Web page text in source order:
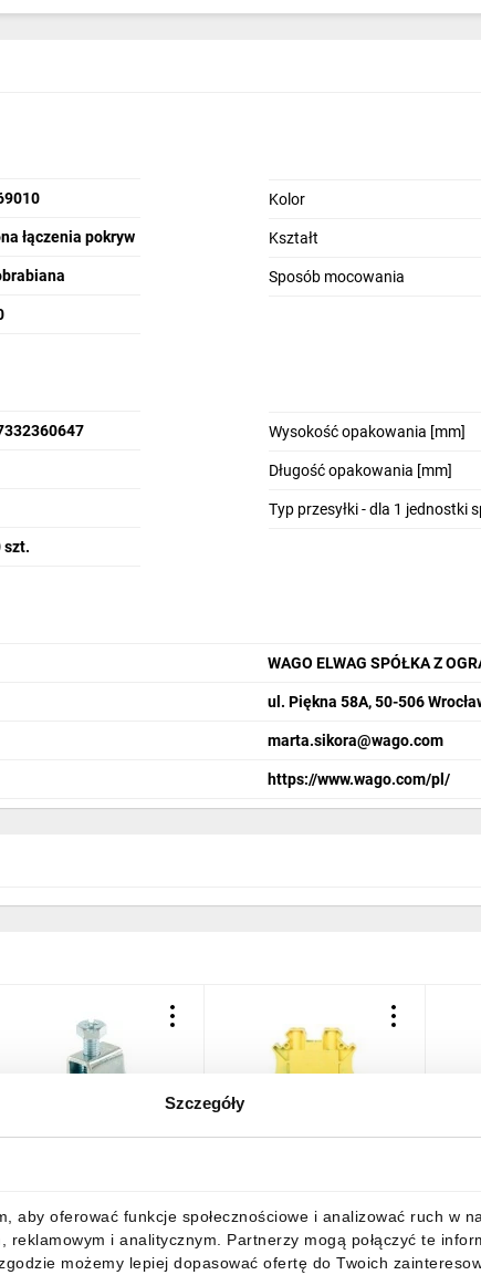
Szczegóły
aby oferować funkcje społecznościowe i analizować ruch w
reklamowym i analitycznym. Partnerzy mogą połączyć te
możemy lepiej dopasować ofertę do Twoich
łączenia pokryw
Kolor
Kształt
Sposób mocowania
szt.
Wysokość opakowania [mm]
Długość opakowania [mm]
Typ przesyłki - dla 1 jednostki
WAGO ELWAG SPÓŁKA Z
ul. Piękna 58A, 50-506
marta.sikora@wago.com
https://www.wago.com/pl/
MAE0355E15
5,97 złbrutto 11,24 złbrutto